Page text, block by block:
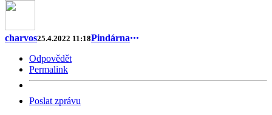
charvos25.4.2022 11:18Pindárna
Odpovědět
Permalink
Poslat zprávu